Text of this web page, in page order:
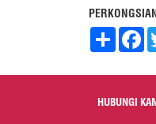
S
F
o
o
HUBUNGI